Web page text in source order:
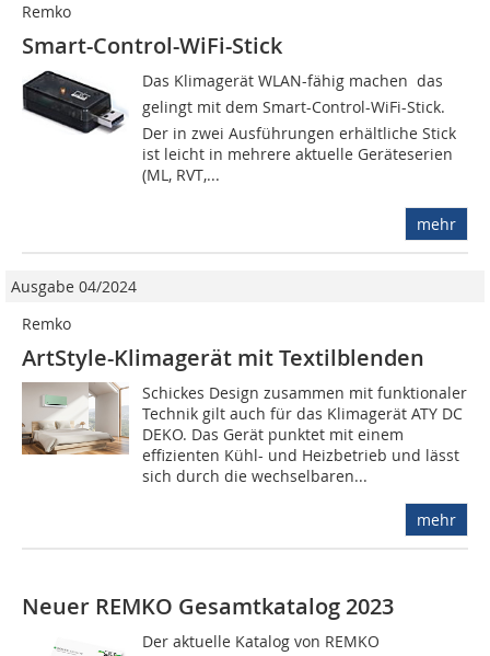
Remko
Smart-Control-WiFi-Stick
Das Klimagerät WLAN-fähig machen  das
gelingt mit dem Smart-Control-WiFi-Stick.
Der in zwei Ausführungen erhältliche Stick
ist leicht in mehrere aktuelle Geräteserien
(ML, RVT,...
mehr
Ausgabe 04/2024
Remko
ArtStyle-Klimagerät mit Textilblenden
Schickes Design zusammen mit funktionaler
Technik gilt auch für das Klimagerät ATY DC
DEKO. Das Gerät punktet mit einem
effizienten Kühl- und Heizbetrieb und lässt
sich durch die wechselbaren...
mehr
Neuer REMKO Gesamtkatalog 2023
Der aktuelle Katalog von REMKO